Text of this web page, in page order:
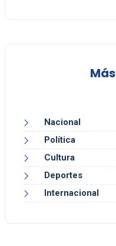
Nacional
Política
Cultura
Deportes
Internacional